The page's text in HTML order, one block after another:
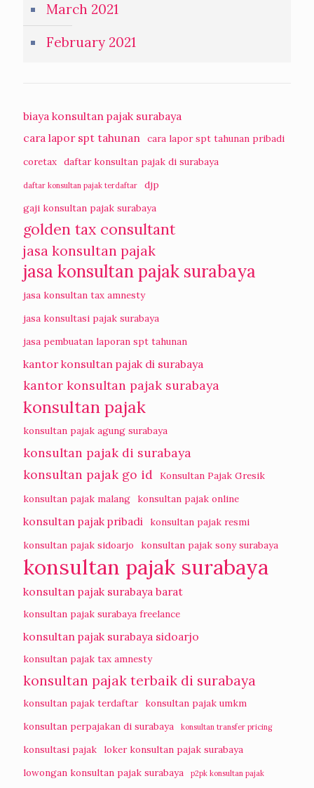
March 2021
February 2021
biaya konsultan pajak surabaya
cara lapor spt tahunan cara lapor spt tahunan pribadi
coretax daftar konsultan pajak di surabaya
daftar konsultan pajak terdaftar
djp
gaji konsultan pajak surabaya
golden tax consultant
jasa konsultan pajak
jasa konsultan pajak surabaya
jasa konsultan tax amnesty
jasa konsultasi pajak surabaya
jasa pembuatan laporan spt tahunan
kantor konsultan pajak di surabaya
kantor konsultan pajak surabaya
konsultan pajak
konsultan pajak agung surabaya
konsultan pajak di surabaya
konsultan pajak go id Konsultan Pajak Gresik
konsultan pajak malang
konsultan pajak online
konsultan pajak pribadi
konsultan pajak resmi
konsultan pajak sidoarjo
konsultan pajak sony surabaya
konsultan pajak surabaya
konsultan pajak surabaya barat
konsultan pajak surabaya freelance
konsultan pajak surabaya sidoarjo
konsultan pajak tax amnesty
konsultan pajak terbaik di surabaya
konsultan pajak terdaftar
konsultan pajak umkm
konsultan perpajakan di surabaya
konsultan transfer pricing
konsultasi pajak
loker konsultan pajak surabaya
lowongan konsultan pajak surabaya
p2pk konsultan pajak